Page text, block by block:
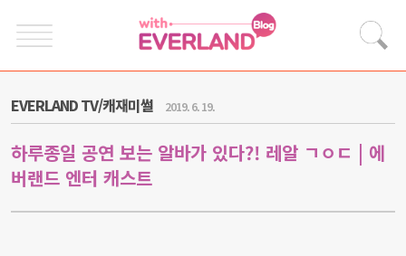
EVERLAND TV/캐재미썰 2019. 6. 19.
하루종일 공연 보는 알바가 있다?! 레알 ㄱㅇㄷ | 에
버랜드 엔터 캐스트